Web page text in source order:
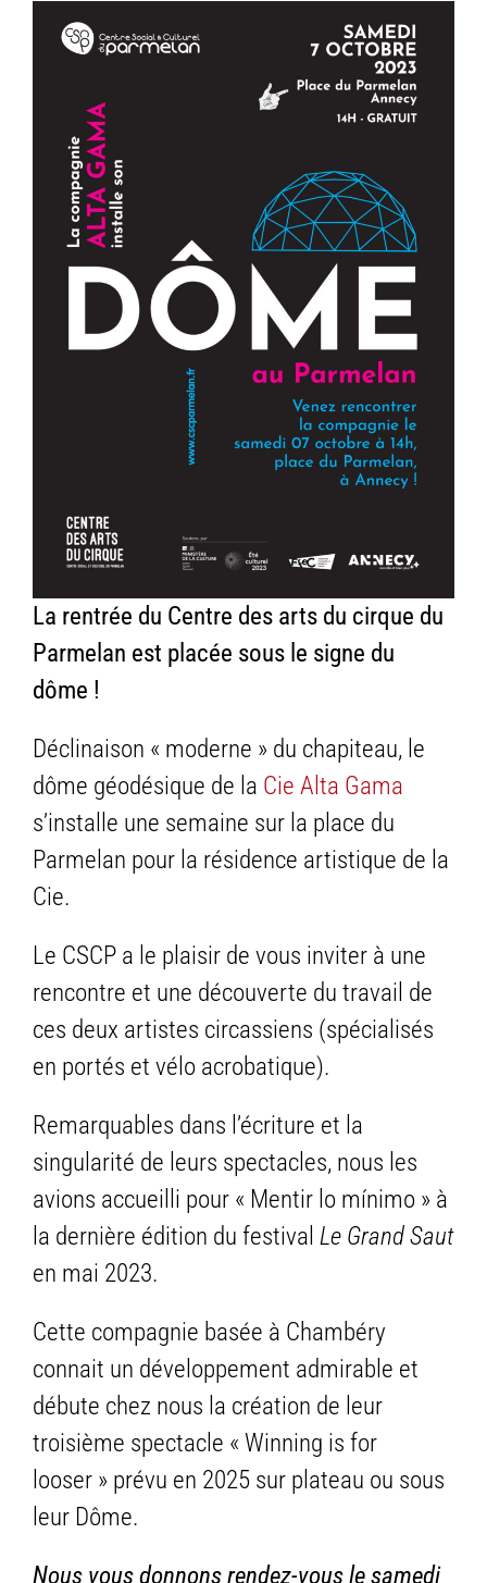
La rentrée du Centre des arts du cirque du
Parmelan est placée sous le signe du
dôme !
Déclinaison « moderne » du chapiteau, le
dôme géodésique de la Cie Alta Gama
s’installe une semaine sur la place du
Parmelan pour la résidence artistique de la
Cie.
Le CSCP a le plaisir de vous inviter à une
rencontre et une découverte du travail de
ces deux artistes circassiens (spécialisés
en portés et vélo acrobatique).
Remarquables dans l’écriture et la
singularité de leurs spectacles, nous les
avions accueilli pour « Mentir lo mínimo » à
la dernière édition du festival Le Grand Saut
en mai 2023.
Cette compagnie basée à Chambéry
connait un développement admirable et
débute chez nous la création de leur
troisième spectacle « Winning is for
looser » prévu en 2025 sur plateau ou sous
leur Dôme.
Nous vous donnons rendez-vous le samedi